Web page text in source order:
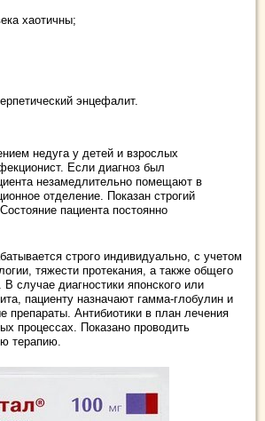
хаотичны;
энцефалит.
недуга у детей и взрослых
Если диагноз был
незамедлительно помещают в
отделение. Показан строгий
пациента постоянно
строго индивидуально, с учетом
тяжести протекания, а также общего
В случае диагностики японского или
пациенту назначают гамма-глобулин и
препараты. Антибиотики в план лечения
процессах. Показано проводить
терапию.